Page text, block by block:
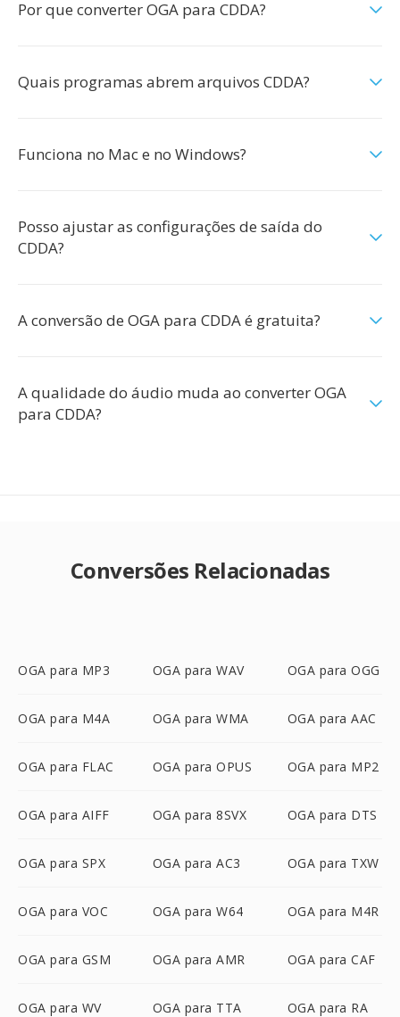
Por que converter OGA para CDDA?
Quais programas abrem arquivos CDDA?
Funciona no Mac e no Windows?
Posso ajustar as configurações de saída do
CDDA?
A conversão de OGA para CDDA é gratuita?
A qualidade do áudio muda ao converter OGA
para CDDA?
Conversões Relacionadas
OGA para MP3 OGA para WAV OGA para OGG
OGA para M4A OGA para WMA OGA para AAC
OGA para FLAC OGA para OPUS OGA para MP2
OGA para AIFF OGA para 8SVX OGA para DTS
OGA para SPX OGA para AC3 OGA para TXW
OGA para VOC OGA para W64 OGA para M4R
OGA para GSM OGA para AMR OGA para CAF
OGA para WV OGA para TTA OGA para RA